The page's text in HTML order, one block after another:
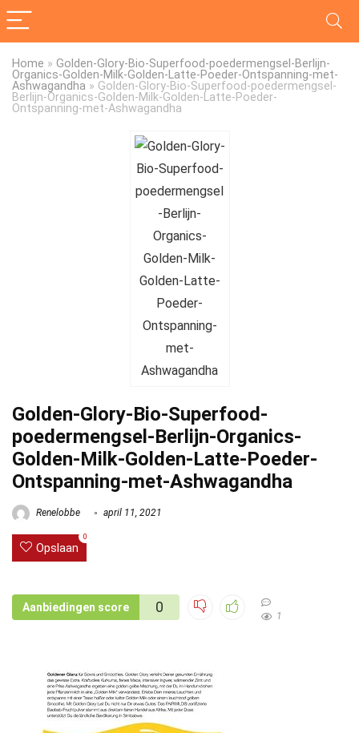
Home » Golden-Glory-Bio-Superfood-poedermengsel-Berlijn-
Organics-Golden-Milk-Golden-Latte-Poeder-Ontspanning-met-
Ashwagandha » Golden-Glory-Bio-Superfood-poedermengsel-
Berlijn-Organics-Golden-Milk-Golden-Latte-Poeder-
Ontspanning-met-Ashwagandha
Golden-Glory-Bio-Superfood-
poedermengsel-Berlijn-Organics-
Golden-Milk-Golden-Latte-Poeder-
Ontspanning-met-Ashwagandha
Renelobbe april 11, 2021
Opslaan
0
Aanbiedingen score 0
1